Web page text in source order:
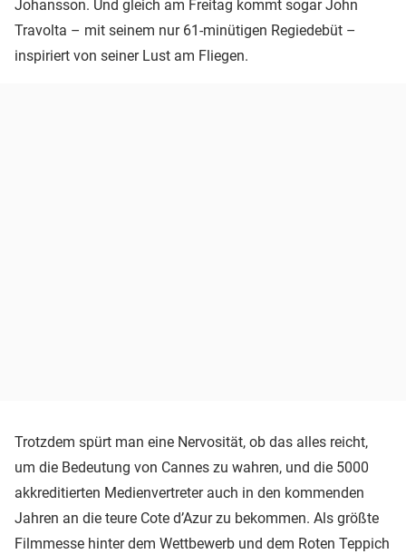
Johansson. Und gleich am Freitag kommt sogar John
Travolta – mit seinem nur 61-minütigen Regiedebüt –
inspiriert von seiner Lust am Fliegen.
Trotzdem spürt man eine Nervosität, ob das alles reicht,
um die Bedeutung von Cannes zu wahren, und die 5000
akkreditierten Medienvertreter auch in den kommenden
Jahren an die teure Cote d’Azur zu bekommen. Als größte
Filmmesse hinter dem Wettbewerb und dem Roten Teppich